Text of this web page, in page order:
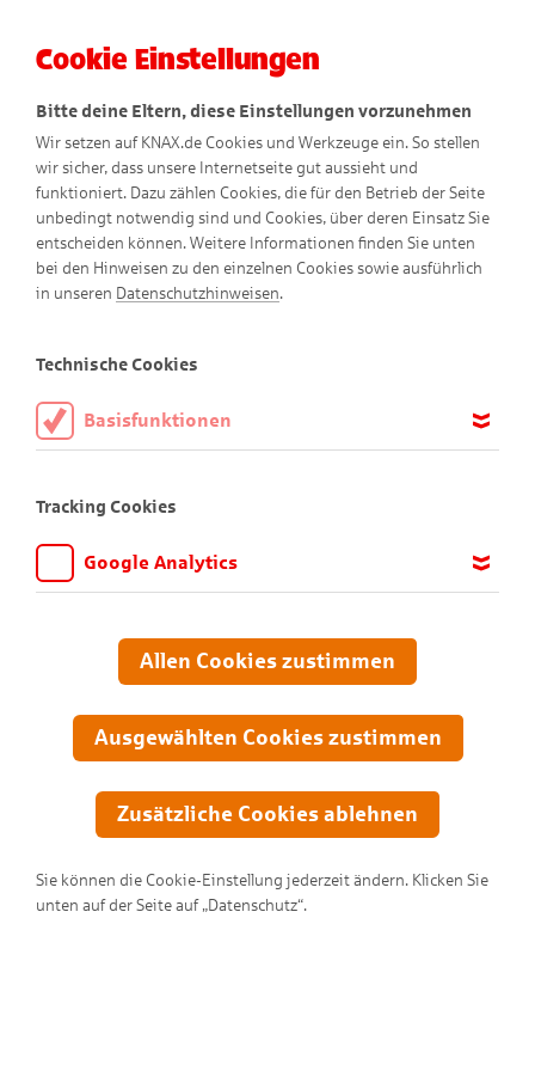
Didi taucht ab
Cookie Einstellungen
Bitte deine Eltern, diese Einstellungen vorzunehmen
Wir setzen auf KNAX.de Cookies und Werkzeuge ein. So stellen
wir sicher, dass unsere Internetseite gut aussieht und
funktioniert. Dazu zählen Cookies, die für den Betrieb der Seite
unbedingt notwendig sind und Cookies, über deren Einsatz Sie
entscheiden können. Weitere Informationen finden Sie unten
bei den Hinweisen zu den einzelnen Cookies sowie ausführlich
in unseren Datenschutzhinweisen.
Technische Cookies
Basisfunktionen
aktiviert sein.
Tracking Cookies
Google Analytics
anpassen und verbessern können. Aus diesem Grund nutzen wir
Google Analytics. Dieses Werkzeug erfasst die Seitenaufrufe zu
Übertragung anonymisiert.
Allen Cookies zustimmen
Ausgewählten Cookies zustimmen
Zusätzliche Cookies ablehnen
Sie können die Cookie-Einstellung jederzeit ändern. Klicken Sie
unten auf der Seite auf „Datenschutz“.